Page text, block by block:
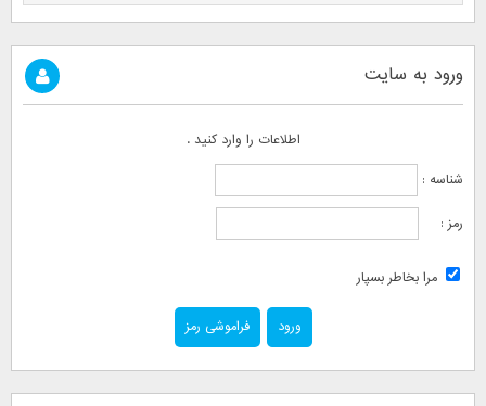
ورود به سایت
اطلاعات را وارد کنید .
شناسه :
رمز :
مرا بخاطر بسپار
فراموشی رمز